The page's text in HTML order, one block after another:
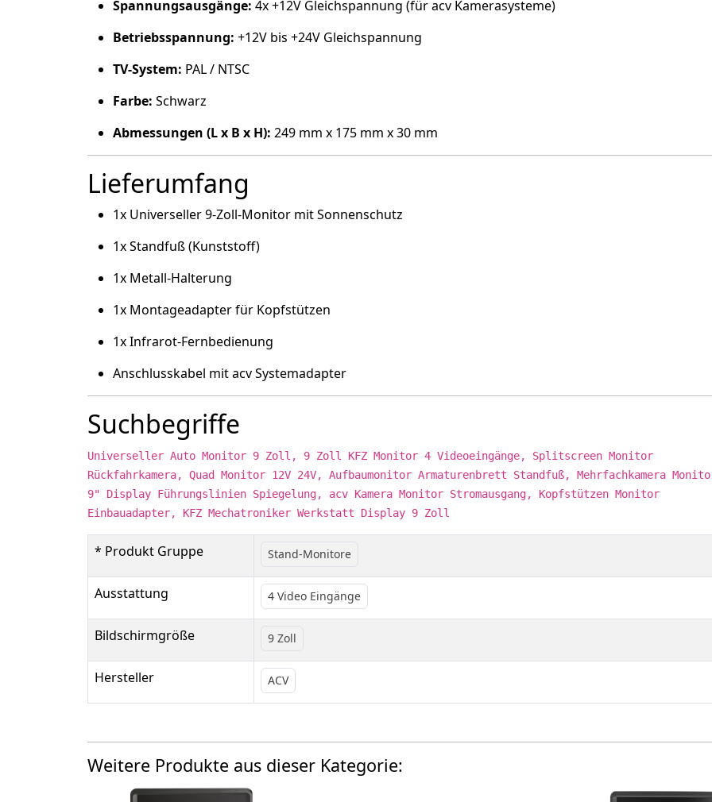
Spannungsausgänge: 4x +12V Gleichspannung (für acv Kamerasysteme)
Betriebsspannung: +12V bis +24V Gleichspannung
TV-System: PAL / NTSC
Farbe: Schwarz
Abmessungen (L x B x H): 249 mm x 175 mm x 30 mm
Lieferumfang
1x Universeller 9-Zoll-Monitor mit Sonnenschutz
1x Standfuß (Kunststoff)
1x Metall-Halterung
1x Montageadapter für Kopfstützen
1x Infrarot-Fernbedienung
Anschlusskabel mit acv Systemadapter
Suchbegriffe
Universeller Auto Monitor 9 Zoll, 9 Zoll KFZ Monitor 4 Videoeingänge, Splitscreen Monitor
Rückfahrkamera, Quad Monitor 12V 24V, Aufbaumonitor Armaturenbrett Standfuß, Mehrfachkamera
9" Display Führungslinien Spiegelung, acv Kamera Monitor Stromausgang, Kopfstützen Monitor
Einbauadapter, KFZ Mechatroniker Werkstatt Display 9 Zoll
* Produkt Gruppe Stand-Monitore
Ausstattung 4 Video Eingänge
Bildschirmgröße 9 Zoll
Hersteller ACV
Weitere Produkte aus dieser Kategorie: